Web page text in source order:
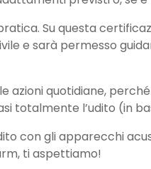
Su questa
e sarà permesso
quotidiane, perché
totalmente l’udito (in
con gli apparecchi
ti aspettiamo!